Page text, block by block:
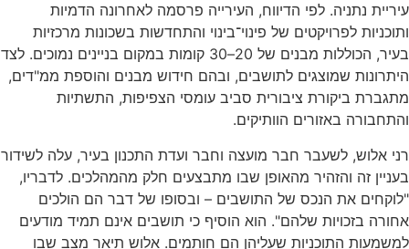
עיריית נתניה. לפי הדיווח, העירייה פרסמה לאחרונה הדמיות
ותוכניות לפרויקטים של פינוי־בינוי והתחדשות בשכונות מרכזיות
בעיר, הכוללות מבנים של 20–30 קומות במקום בניינים נמוכים. לצד
היתרונות שמוצגים לתושבים, ובהם חידוש מבנים והוספת ממ"דים,
מתגברת ביקורת ציבורית סביב עומסי הצפיפות, התשתיות
והתחבורה באזורים הוותיקים.
רני אלוש, לשעבר חבר מועצה וחבר ועדת התכנון בעיר, עלה לשידור
בעניין זה והזהיר מהאופן שבו מתבצעים חלק מהמהלכים. לדבריו,
"לוקחים את הנכס של התושבים – ובסופו של דבר הם הולכים
אחורה בזכויות שלהם". הוא הוסיף כי תושבים אינם תמיד מודעים
למשמעות התוכניות שעליהן הם חותמים. אלוש תיאר מצב שבו